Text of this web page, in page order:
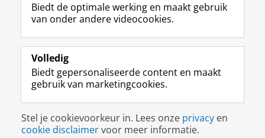
e
b
o
p
a
i
n
a
k
e
I
-
p
g
i
n
-
f
e
R
k
s
u
t
r
m
c
c
o
T
e
k
a
a
Studiekiezers
Alumni
Over ons
Disclaimer & Copyright
Inloggen
Biedt de optimale werking en maakt gebruik
van onder andere videocookies.
Volledig
Biedt gepersonaliseerde content en maakt
gebruik van marketingcookies.
Stel je cookievoorkeur in. Lees onze privacy en
cookie disclaimervoor meer informatie.